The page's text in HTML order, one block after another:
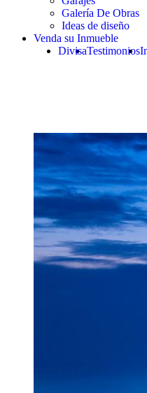
Galería De Obras
Ideas de diseño
Venda su Inmueble
Testimonios
Divisa